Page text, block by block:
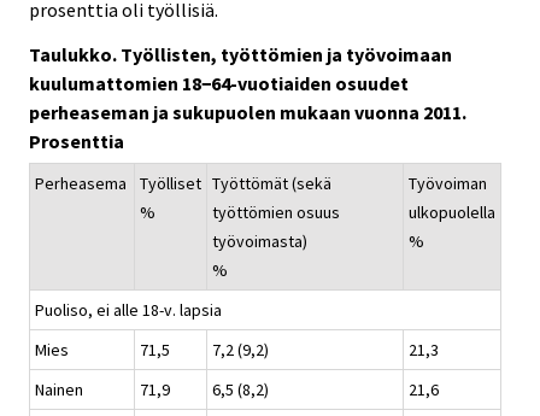
prosenttia oli työllisiä.
Taulukko. Työllisten, työttömien ja työvoimaan
kuulumattomien 18−64-vuotiaiden osuudet
perheaseman ja sukupuolen mukaan vuonna 2011.
Prosenttia
Perheasema
Työlliset
%
Työttömät (sekä
työttömien osuus
työvoimasta)
%
Työvoiman
ulkopuolella
%
Puoliso, ei alle 18-v. lapsia
Mies
71,5 7,2 (9,2)
21,3
Nainen
71,9 6,5 (8,2) 21,6